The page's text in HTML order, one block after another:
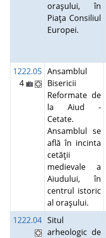
oraşului, în
Piaţa Consiliul
Europei.
1222.05
4
Ansamblul
Bisericii
Reformate de
la Aiud -
Cetate.
Ansamblul se
află în incinta
cetăţii
medievale a
Aiudului, în
centrul istoric
al oraşului.
1222.04 Situl
arheologic de